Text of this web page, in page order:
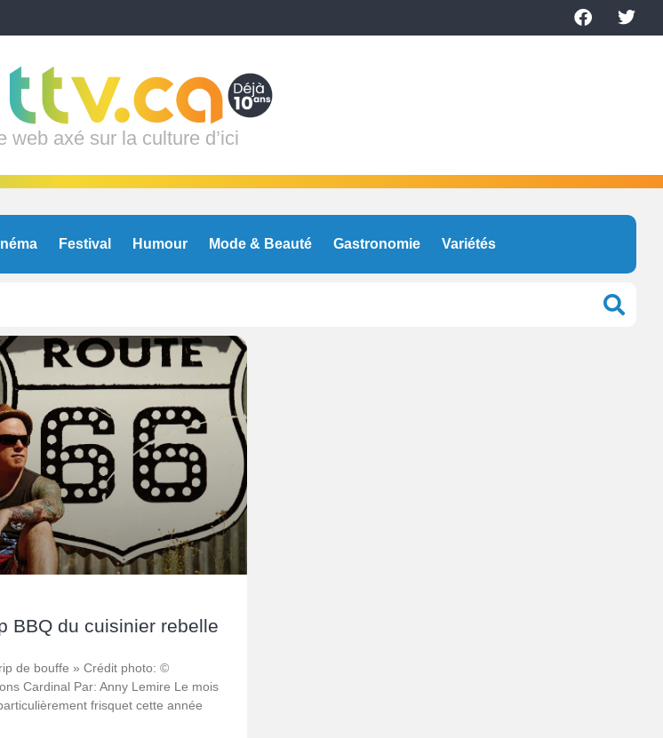
web axé sur la culture d’ici
Festival Humour Mode & Beauté Gastronomie Variétés
BBQ du cuisinier rebelle
de bouffe » Crédit photo: ©
Cardinal Par: Anny Lemire Le mois
frisquet cette année